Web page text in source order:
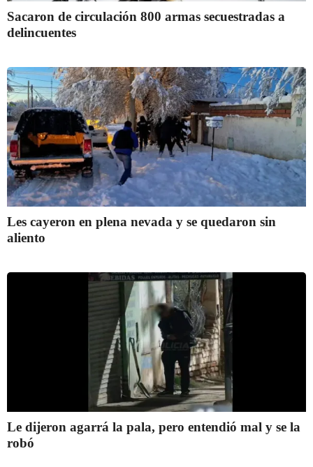
Sacaron de circulación 800 armas secuestradas a
delincuentes
Les cayeron en plena nevada y se quedaron sin
aliento
Le dijeron agarrá la pala, pero entendió mal y se la
robó